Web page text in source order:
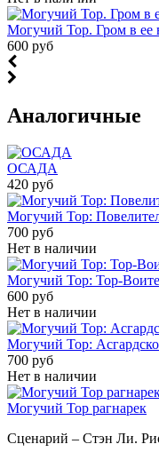
Могучий Тор. Гром в ее
600 руб
Аналогичные
ОСАДА
420 руб
Могучий Тор:
700 руб
Нет в наличии
Могучий Тор: Тор-
600 руб
Нет в наличии
Могучий Тор:
700 руб
Нет в наличии
Могучий Тор рагнарек
Сценарий – Стэн Ли.